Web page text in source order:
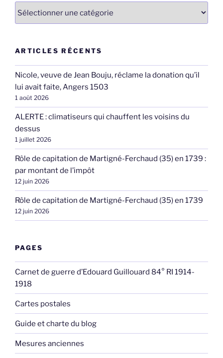
ARTICLES RÉCENTS
Nicole, veuve de Jean Bouju, réclame la donation qu’il
lui avait faite, Angers 1503
1 août 2026
ALERTE : climatiseurs qui chauffent les voisins du
dessus
1 juillet 2026
Rôle de capitation de Martigné-Ferchaud (35) en 1739 :
par montant de l’impôt
12 juin 2026
Rôle de capitation de Martigné-Ferchaud (35) en 1739
12 juin 2026
PAGES
Carnet de guerre d’Edouard Guillouard 84° RI 1914-
1918
Cartes postales
Guide et charte du blog
Mesures anciennes